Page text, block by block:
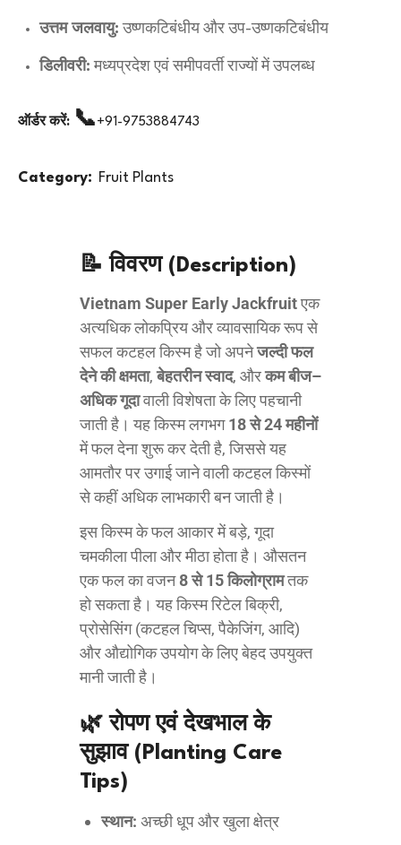
उत्तम जलवायु: उष्णकटिबंधीय और उप-उष्णकटिबंधीय
डिलीवरी: मध्यप्रदेश एवं समीपवर्ती राज्यों में उपलब्ध
ऑर्डर करें: 📞 +91-9753884743
Category: Fruit Plants
📝 विवरण (Description)
Vietnam Super Early Jackfruitएक
अत्यधिक लोकप्रिय और व्यावसायिक रूप से
सफल कटहल किस्म है जो अपनेजल्दी फल
देने की क्षमता,बेहतरीन स्वाद, औरकम बीज–
अधिक गूदावाली विशेषता के लिए पहचानी
जाती है। यह किस्म लगभग18 से 24 महीनों
में फल देना शुरू कर देती है, जिससे यह
आमतौर पर उगाई जाने वाली कटहल किस्मों
से कहीं अधिक लाभकारी बन जाती है।
इस किस्म के फल आकार में बड़े, गूदा
चमकीला पीला और मीठा होता है। औसतन
एक फल का वजन8 से 15 किलोग्रामतक
हो सकता है। यह किस्म रिटेल बिक्री,
प्रोसेसिंग (कटहल चिप्स, पैकेजिंग, आदि)
और औद्योगिक उपयोग के लिए बेहद उपयुक्त
मानी जाती है।
🌿 रोपण एवं देखभाल के
सुझाव (Planting Care
Tips)
स्थान: अच्छी धूप और खुला क्षेत्र